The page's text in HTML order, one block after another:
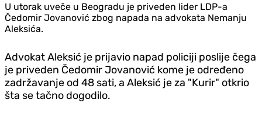
U utorak uveče u Beogradu je priveden lider LDP-a
Čedomir Jovanović zbog napada na advokata Nemanju
Aleksića.
Advokat Aleksić je prijavio napad policiji poslije čega
je priveden Čedomir Jovanović kome je određeno
zadržavanje od 48 sati, a Aleksić je za "Kurir" otkrio
šta se tačno dogodilo.